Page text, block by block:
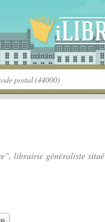
librairie généraliste situé